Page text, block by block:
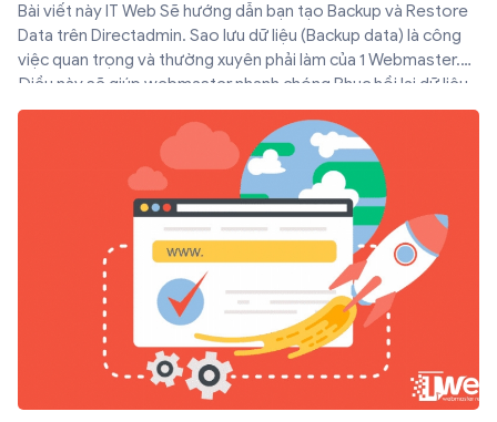
Bài viết này IT Web Sẽ hướng dẫn bạn tạo Backup và Restore
Data trên Directadmin. Sao lưu dữ liệu (Backup data) là công
việc quan trọng và thường xuyên phải làm của 1 Webmaster.
Điều này sẽ giúp webmaster nhanh chóng Phục hồi lại dữ liệu
(Restore) nếu có lỗi xảy ra trên website